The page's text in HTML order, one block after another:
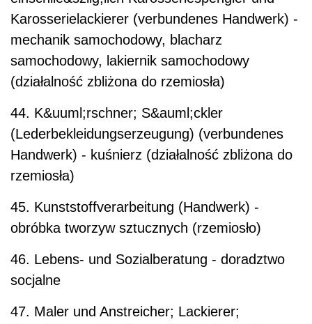
Karosserielackierer (verbundenes Handwerk) -
mechanik samochodowy, blacharz
samochodowy, lakiernik samochodowy
(działalność zbliżona do rzemiosła)
44. K&uuml;rschner; S&auml;ckler
(Lederbekleidungserzeugung) (verbundenes
Handwerk) - kuśnierz (działalność zbliżona do
rzemiosła)
45. Kunststoffverarbeitung (Handwerk) -
obróbka tworzyw sztucznych (rzemiosło)
46. Lebens- und Sozialberatung - doradztwo
socjalne
47. Maler und Anstreicher; Lackierer;